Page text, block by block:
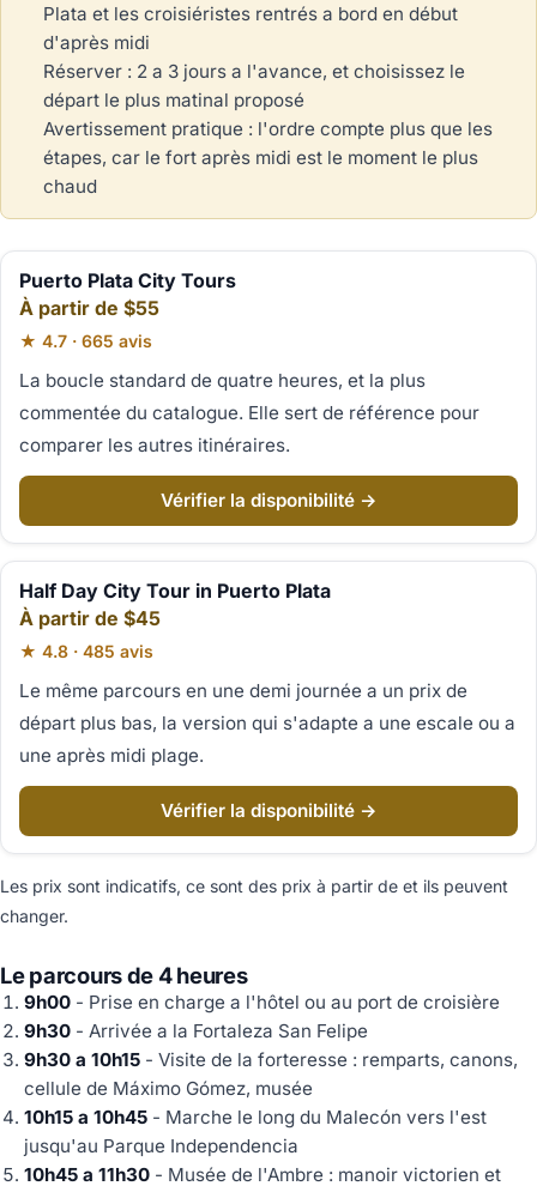
Plata et les croisiéristes rentrés a bord en début
d'après midi
Réserver : 2 a 3 jours a l'avance, et choisissez le
départ le plus matinal proposé
Avertissement pratique : l'ordre compte plus que les
étapes, car le fort après midi est le moment le plus
chaud
Puerto Plata City Tours
À partir de $55
★ 4.7 · 665 avis
La boucle standard de quatre heures, et la plus
commentée du catalogue. Elle sert de référence pour
comparer les autres itinéraires.
Vérifier la disponibilité →
Half Day City Tour in Puerto Plata
À partir de $45
★ 4.8 · 485 avis
Le même parcours en une demi journée a un prix de
départ plus bas, la version qui s'adapte a une escale ou a
une après midi plage.
Vérifier la disponibilité →
Les prix sont indicatifs, ce sont des prix à partir de et ils peuvent
changer.
Le parcours de 4 heures
9h00 - Prise en charge a l'hôtel ou au port de croisière
9h30 - Arrivée a la Fortaleza San Felipe
9h30 a 10h15 - Visite de la forteresse : remparts, canons,
cellule de Máximo Gómez, musée
10h15 a 10h45 - Marche le long du Malecón vers l'est
jusqu'au Parque Independencia
10h45 a 11h30 - Musée de l'Ambre : manoir victorien et